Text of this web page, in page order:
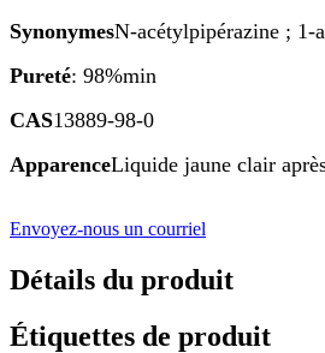
SynonymesN-acétylpipérazine ; 1-
Pureté: 98%min
CAS13889-98-0
ApparenceLiquide jaune clair
Envoyez-nous un courriel
Détails du produit
Étiquettes de produit